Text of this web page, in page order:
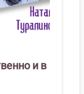
и в